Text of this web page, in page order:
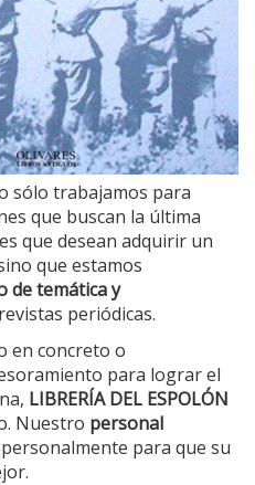
sólo trabajamos para
que buscan la última
que desean adquirir un
que estamos
de temática y
periódicas.
en concreto o
para lograr el
LIBRERÍA DEL ESPOLÓN
Nuestro personal
personalmente para que su